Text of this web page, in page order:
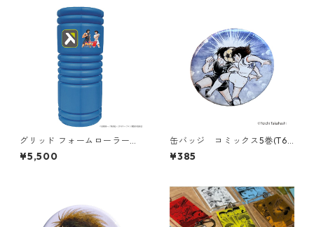
グリッド フォームローラー
『キャプテン翼』コラボモデ
ル
¥5,500
缶バッジ コミックス5巻(T68
6-045)
¥385